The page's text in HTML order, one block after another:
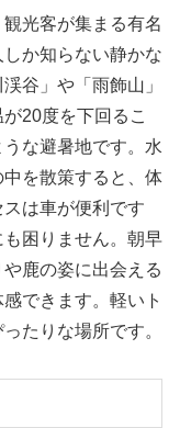
光客が集まる有名
か知らない静かな
谷」や「雨飾山」
20度を下回るこ
な避暑地です。水
を散策すると、体
は車が便利です
困りません。朝早
鹿の姿に出会える
できます。軽いト
たりな場所です。